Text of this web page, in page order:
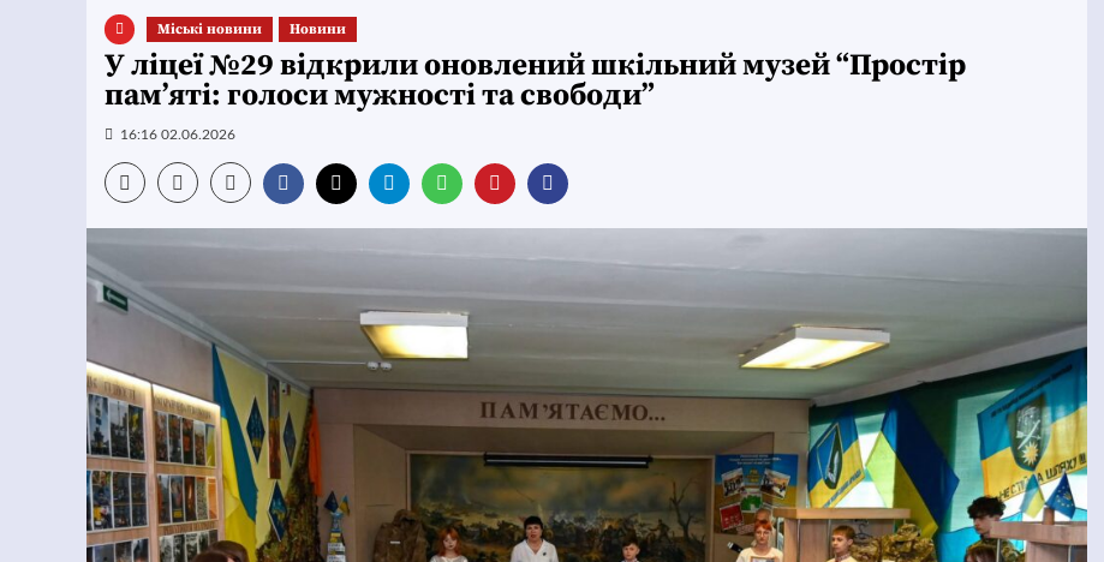
Mіські новини Новини
У ліцеї №29 відкрили оновлений шкільний музей “Простір
пам’яті: голоси мужності та свободи”
16:16 02.06.2026